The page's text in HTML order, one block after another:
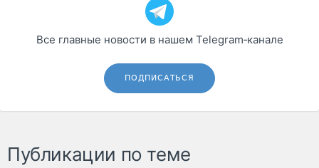
Все главные новости в нашем Telegram‑канале
ПОДПИСАТЬСЯ
Публикации по теме